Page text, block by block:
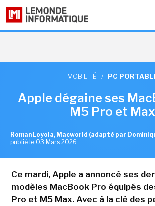
MOBILITÉ / PC
Apple dégaine ses
M5 Pro et Max
Roman Loyola, Macworld (adapté par
publié le 03 Mars 2026
Ce mardi, Apple a annoncé ses
modèles MacBook Pro équipés
Pro et M5 Max. Avec à la clé des